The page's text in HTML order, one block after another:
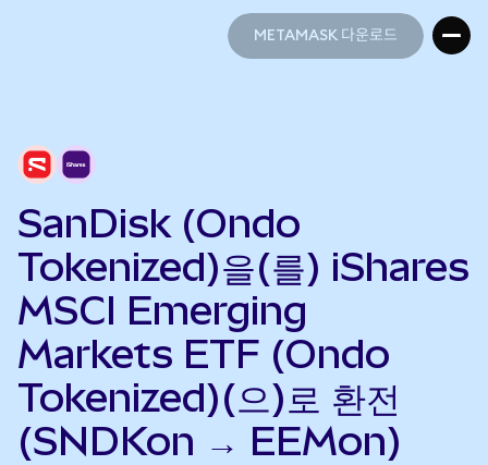
METAMASK 다운로드
SanDisk (Ondo
Tokenized)을(를) iShares
MSCI Emerging
Markets ETF (Ondo
Tokenized)(으)로 환전
(SNDKon → EEMon)